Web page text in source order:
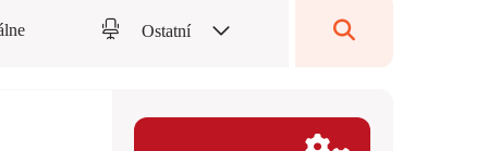
Ostatní